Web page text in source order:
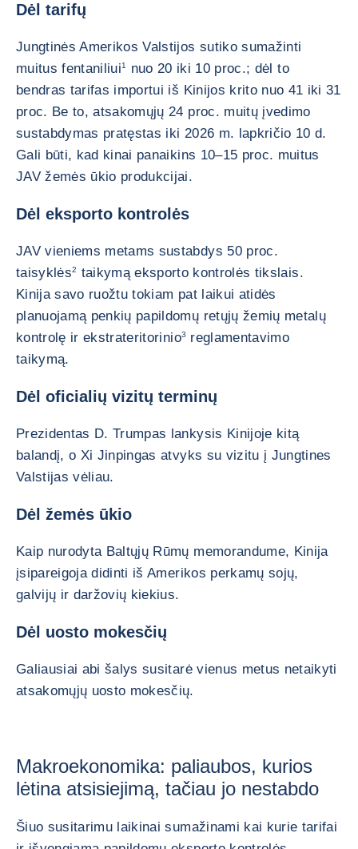
Dėl tarifų
Jungtinės Amerikos Valstijos sutiko sumažinti
muitus fentaniliui1
nuo 20 iki 10 proc.; dėl to
bendras tarifas importui iš Kinijos krito nuo 41 iki 31
proc. Be to, atsakomųjų 24 proc. muitų įvedimo
sustabdymas pratęstas iki 2026 m. lapkričio 10 d.
Gali būti, kad kinai panaikins 10–15 proc. muitus
JAV žemės ūkio produkcijai.
Dėl eksporto kontrolės
JAV vieniems metams sustabdys 50 proc.
taisyklės2
taikymą eksporto kontrolės tikslais.
Kinija savo ruožtu tokiam pat laikui atidės
planuojamą penkių papildomų retųjų žemių metalų
kontrolę ir ekstrateritorinio3
reglamentavimo
taikymą.
Dėl oficialių vizitų terminų
Prezidentas D. Trumpas lankysis Kinijoje kitą
balandį, o Xi Jinpingas atvyks su vizitu į Jungtines
Valstijas vėliau.
Dėl žemės ūkio
Kaip nurodyta Baltųjų Rūmų memorandume, Kinija
įsipareigoja didinti iš Amerikos perkamų sojų,
galvijų ir daržovių kiekius.
Dėl uosto mokesčių
Galiausiai abi šalys susitarė vienus metus netaikyti
atsakomųjų uosto mokesčių.
Makroekonomika: paliaubos, kurios
lėtina atsisiejimą, tačiau jo nestabdo
Šiuo susitarimu laikinai sumažinami kai kurie tarifai